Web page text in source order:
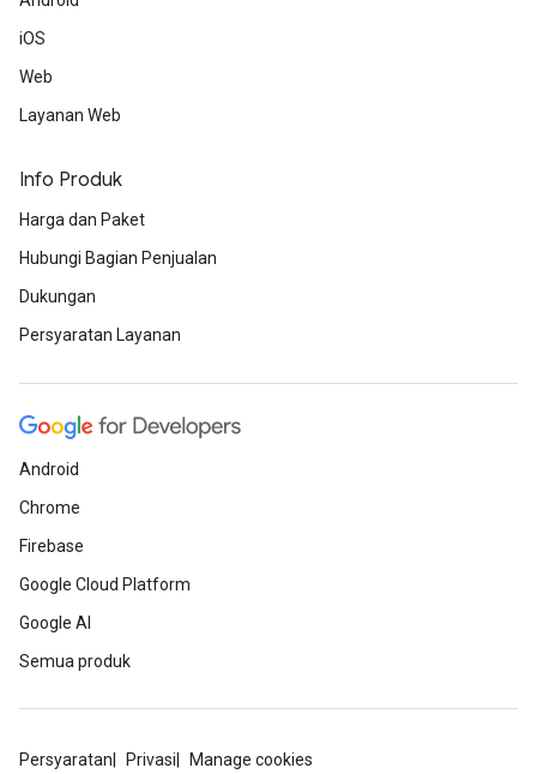
iOS
Web
Layanan Web
Info Produk
Harga dan Paket
Hubungi Bagian Penjualan
Dukungan
Persyaratan Layanan
Android
Chrome
Firebase
Google Cloud Platform
Google AI
Semua produk
Persyaratan Privasi Manage cookies